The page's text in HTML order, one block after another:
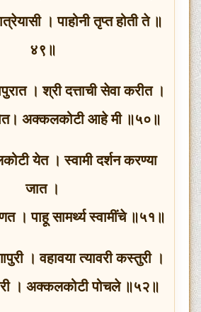
। पाहोनी तृप्त होती ते ॥
४९॥
। श्री दत्ताची सेवा करीत ।
अक्कलकोटी आहे मी ॥५०॥
येत । स्वामी दर्शन करण्या
जात ।
। पाहू सामर्थ्य स्वामींचे ॥५१॥
। वहावया त्यावरी कस्तुरी ।
। अक्कलकोटी पोचले ॥५२॥